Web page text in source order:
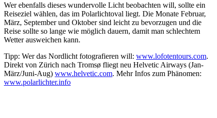
Wer ebenfalls dieses wundervolle Licht beobachten will, sollte ein
Reiseziel wählen, das im Polarlichtoval liegt. Die Monate Februar,
März, September und Oktober sind leicht zu bevorzugen und die
Reise sollte so lange wie möglich dauern, damit man schlechtem
Wetter ausweichen kann.
Tipp: Wer das Nordlicht fotografieren will: www.lofotentours.com.
Direkt von Zürich nach Tromsø fliegt neu Helvetic Airways (Jan-
März/Juni-Aug) www.helvetic.com. Mehr Infos zum Phänomen:
www.polarlichter.info